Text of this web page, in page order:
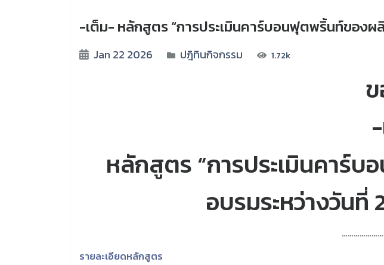
-เต็ม- หลักสูตร “การประเมินคาร์บอนฟุตพริ้นท์ของ
Jan 22 2026 ปฎิทินกิจกรรม 1.72k
หลักสูตร “การประเมินคาร์
อบรมระหว่างวัน
รายละเอียดหลักสูตร